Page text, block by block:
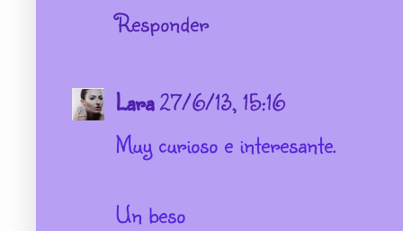
Responder
Lara27/6/13, 15:16
Muy curioso e interesante.
Un beso